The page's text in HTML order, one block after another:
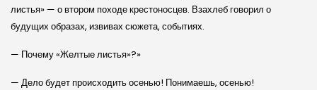
листья» — о втором походе крестоносцев. Взахлеб говорил о
будущих образах, извивах сюжета, событиях.
— Почему «Желтые листья»?»
— Дело будет происходить осенью! Понимаешь, осенью!